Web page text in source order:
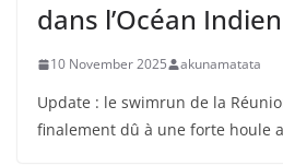
dans l’Océan
10 November 2025 akunamatata
Update : le swimrun de la
finalement dû à une forte houle